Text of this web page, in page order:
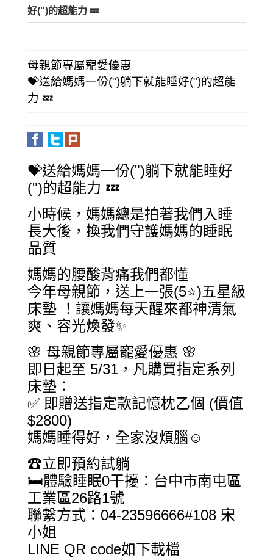
好(")的超能力 💤
母親節專屬寵愛優惠
💝送給媽媽一份(")躺下就能睡好(")的超能
力 💤
💝送給媽媽一份(")躺下就能睡好
(")的超能力 💤
小時候，媽媽總是拍著我們入睡
長大後，換我們守護媽媽的睡眠
品質
媽媽的腰酸背痛我們都懂
今年母親節，送上一張(5⭐)五星級
床墊 ！讓媽媽每天醒來都神清氣
爽、容光煥發✨
🌸 母親節專屬寵愛優惠 🌸
即日起至 5/31，凡購買指定系列
床墊：
✅ 即贈送指定款記憶枕乙個 (價值
$2800)
媽媽睡得好，全家沒煩腦☺
☎立即預約試躺
🛏️體驗睡眠0干擾：台中市南屯區
工業區26路1號
聯繫方式：04-23596666#108 宋
小姐
LINE QR code如下載檔